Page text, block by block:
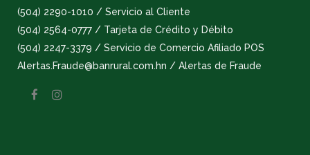
(504) 2290-1010 / Servicio al Cliente
(504) 2564-0777 / Tarjeta de Crédito y Débito
(504) 2247-3379 / Servicio de Comercio Afiliado POS
Alertas.Fraude@banrural.com.hn / Alertas de Fraude